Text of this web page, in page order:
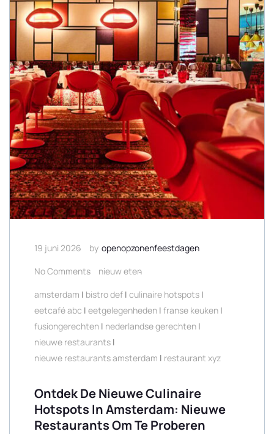
19 juni 2026 by openopzonenfeestdagen
No Comments
nieuw eten
amsterdam | bistro def | culinaire hotspots |
eetcafé abc | eetgelegenheden | franse keuken |
fusiongerechten | nederlandse gerechten |
nieuwe restaurants |
nieuwe restaurants amsterdam | restaurant xyz
Ontdek De Nieuwe Culinaire
Hotspots In Amsterdam: Nieuwe
Restaurants Om Te Proberen